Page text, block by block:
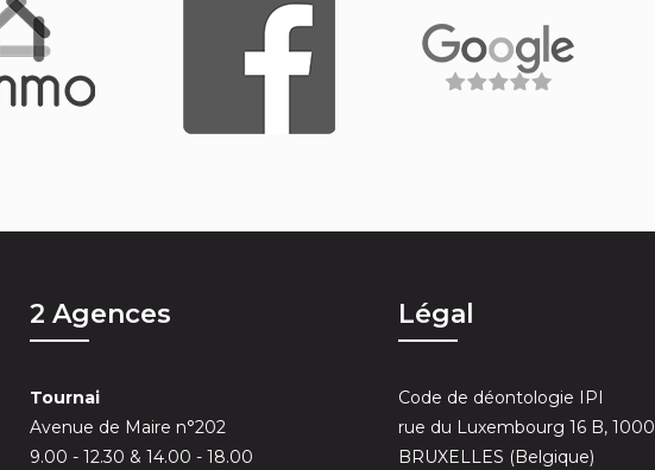
2 Agences
Tournai
Avenue de Maire n°202
9.00 - 12.30 & 14.00 - 18.00
Légal
Code de déontologie IPI
rue du Luxembourg 16 B, 1000
BRUXELLES (Belgique)